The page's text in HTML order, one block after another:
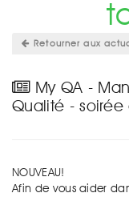
Retourner aux
My QA -
Qualité -
NOUVEAU!
Afin de vous aider